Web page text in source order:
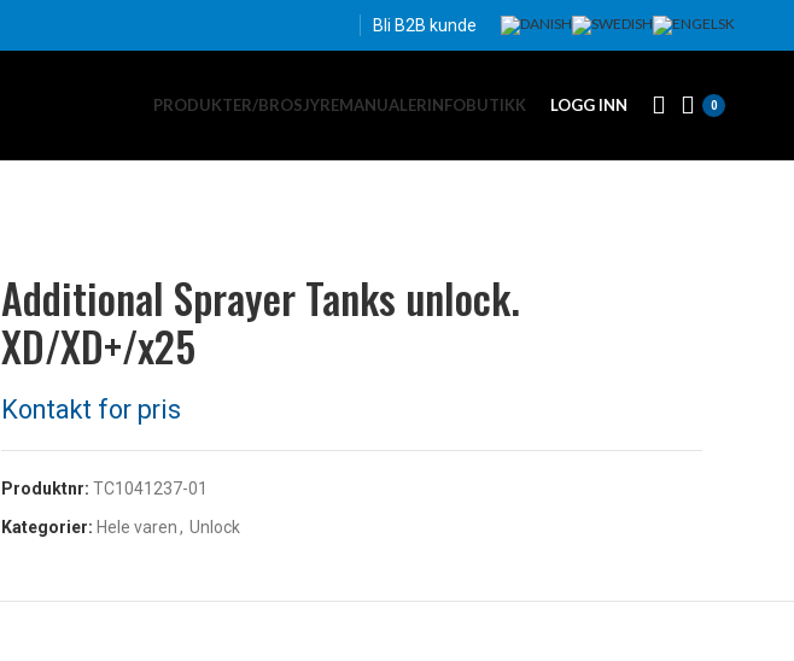
Bli B2B kunde
PRODUKTER/BROSJYREMANUALERINFOBUTIKK LOGG INN 0
Additional Sprayer Tanks unlock.
XD/XD+/x25
Produktnr: TC1041237-01
Kategorier: Hele varen, Unlock